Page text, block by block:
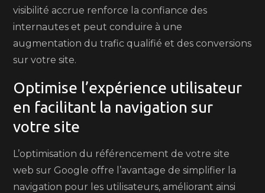
visibilité accrue renforce la confiance des
internautes et peut conduire à une
augmentation du trafic qualifié et des conversions
sur votre site.
Optimise l’expérience utilisateur
en facilitant la navigation sur
votre site
L’optimisation du référencement de votre site
web sur Google offre l’avantage de simplifier la
navigation pour les utilisateurs, améliorant ainsi